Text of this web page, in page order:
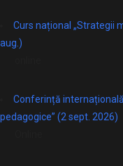
Curs național „Strategii
aug.)
Conferință
pedagogice” (2 sept. 2026)